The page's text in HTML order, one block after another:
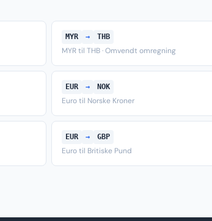
MYR → THB
MYR til THB · Omvendt omregning
EUR → NOK
Euro til Norske Kroner
EUR → GBP
Euro til Britiske Pund